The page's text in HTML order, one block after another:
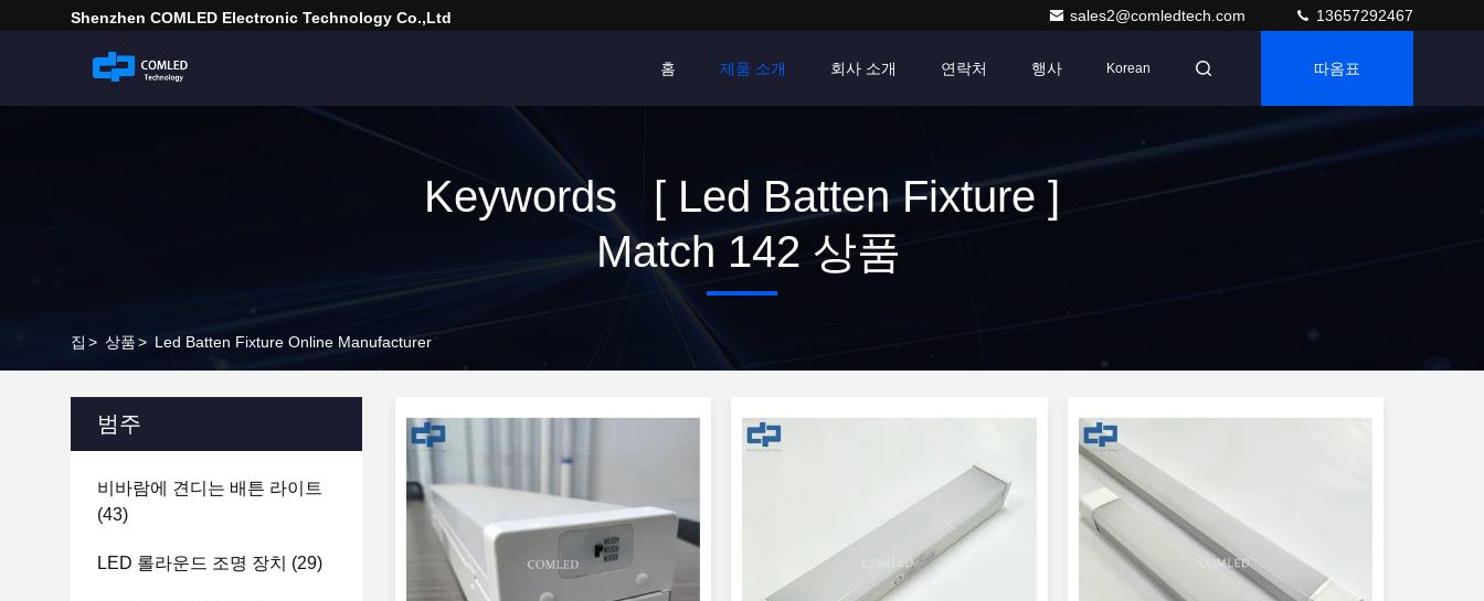
Shenzhen COMLED Electronic Technology Co.,ltd sales2@comledtech.com 13657292467
홈 제품 소개 회사 소개 연락처 행사 Korean 따옴표
Keywords [ Led Batten Fixture ]
Match 142 상품
집 > 상품> Led Batten Fixture Online Manufacturer
범주
비바람에 견디는 배튼 라이트
(43)
LED 롤라운드 조명 장치 (29)